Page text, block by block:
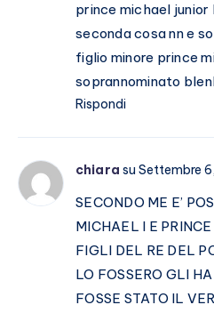
prince michael junior
seconda cosa nn e
figlio minore prince
soprannominato
Rispondi
chiara su Settembre
SECONDO ME E’
MICHAEL I E
FIGLI DEL RE DEL
LO FOSSERO GLI
FOSSE STATO IL